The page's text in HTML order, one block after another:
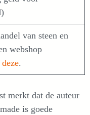
van steen en
webshop
deze.
merkt dat de auteur
is goede